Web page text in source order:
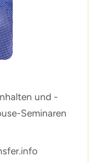
und -
Seminaren